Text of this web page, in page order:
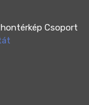
Csoport